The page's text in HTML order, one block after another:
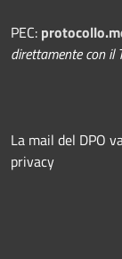
PEC:
direttamente con il
La mail del DPO
privacy